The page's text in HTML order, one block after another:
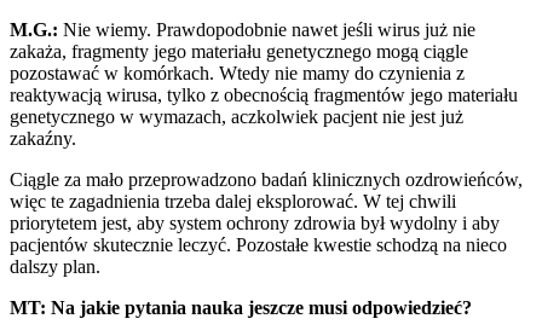
M.G.: Nie wiemy. Prawdopodobnie nawet jeśli wirus już nie
zakaża, fragmenty jego materiału genetycznego mogą ciągle
pozostawać w komórkach. Wtedy nie mamy do czynienia z
reaktywacją wirusa, tylko z obecnością fragmentów jego materiału
genetycznego w wymazach, aczkolwiek pacjent nie jest już
zakaźny.
Ciągle za mało przeprowadzono badań klinicznych ozdrowieńców,
więc te zagadnienia trzeba dalej eksplorować. W tej chwili
priorytetem jest, aby system ochrony zdrowia był wydolny i aby
pacjentów skutecznie leczyć. Pozostałe kwestie schodzą na nieco
dalszy plan.
MT: Na jakie pytania nauka jeszcze musi odpowiedzieć?